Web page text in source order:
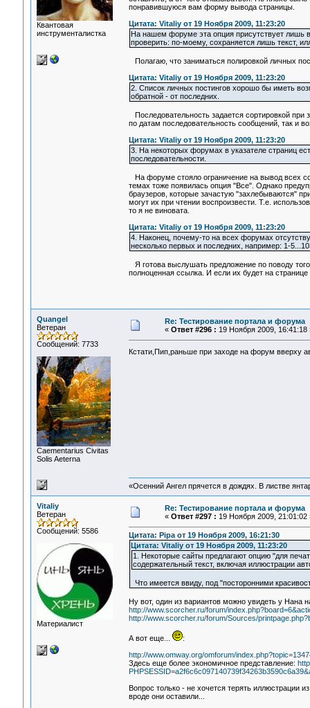
Квантовая
инструменталистка
понравившуюся вам форму вывода страницы.
Цитата: Vitaliy от 19 Ноября 2009, 11:23:20
На нашем форуме эта опция присутствует лишь
проверить: по-моему, сохраняется лишь текст,
Полагаю, что заниматься полировкой личных
Цитата: Vitaliy от 19 Ноября 2009, 11:23:20
2. Список личных постингов хорошо бы иметь
обратной - от последних.
Последовательность задается сортировкой
по датам последовательность сообщений, так и
Цитата: Vitaliy от 19 Ноября 2009, 11:23:20
3. На некоторых форумах в указателе страниц
последовательности.
На форуме стояло ограничение на вывод всех
темах тоже появилась опция "Все". Однако
браузеров, которые зачастую "захлебываются"
могут их при чтении воспроизвести. Т.е.
то я не виновата.
Цитата: Vitaliy от 19 Ноября 2009, 11:23:20
4. Наконец, почему-то на всех форумах
несколько первых и последних, например: 1-
Я готова выслушать предложение по поводу
полноценная ссылка. И если их будет на
Quangel
Ветеран
Сообщений: 7733
Сaementarius Civitas
Solis Aeterna
Re: Тестирование портала и форума
« Ответ #296 : 19 Ноября 2009, 16:41:18
Кстати,Пип,раньше при заходе на форум вверху
«Осенний Ангел прячется в дождях. В листве
Vitaliy
Ветеран
Сообщений: 5586
Материалист
Re: Тестирование портала и форума
« Ответ #297 : 19 Ноября 2009, 21:01:02
Цитата: Pipa от 19 Ноября 2009, 16:21:30
Цитата: Vitaliy от 19 Ноября 2009, 11:23:20
1. Некоторые сайты предлагают опцию "для
содержательный текст, включая иллюстрации
Что имеется ввиду, под "посторонними
Ну вот, один из вариантов можно увидеть у Нана
http://www.scorcher.ru/forum/
http://www.scorcher.ru/forum/Sources/
А вот еще...
:
http://www.omway.org/omforum/
Здесь еще более экономичное представление:
Вопрос только - не хочется терять иллюстрации
вроде они оставили...